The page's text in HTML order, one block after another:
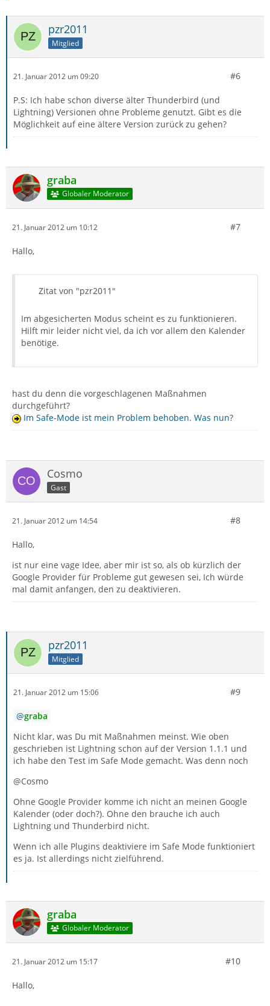
pzr2011
Mitglied
21. Januar 2012 um 09:20 #6
P.S: Ich habe schon diverse älter Thunderbird (und
Lightning) Versionen ohne Probleme genutzt. Gibt es die
Möglichkeit auf eine ältere Version zurück zu gehen?
graba
Globaler Moderator
21. Januar 2012 um 10:12 #7
Hallo,
Zitat von "pzr2011"
Im abgesicherten Modus scheint es zu funktionieren.
Hilft mir leider nicht viel, da ich vor allem den Kalender
benötige.
hast du denn die vorgeschlagenen Maßnahmen
durchgeführt?
Im Safe-Mode ist mein Problem behoben. Was nun?
Cosmo
Gast
21. Januar 2012 um 14:54 #8
Hallo,
ist nur eine vage Idee, aber mir ist so, als ob kürzlich der
Google Provider für Probleme gut gewesen sei, Ich würde
mal damit anfangen, den zu deaktivieren.
pzr2011
Mitglied
21. Januar 2012 um 15:06 #9
graba
Nicht klar, was Du mit Maßnahmen meinst. Wie oben
geschrieben ist Lightning schon auf der Version 1.1.1 und
ich habe den Test im Safe Mode gemacht. Was denn noch
@Cosmo
Ohne Google Provider komme ich nicht an meinen Google
Kalender (oder doch?). Ohne den brauche ich auch
Lightning und Thunderbird nicht.
Wenn ich alle Plugins deaktiviere im Safe Mode funktioniert
es ja. Ist allerdings nicht zielführend.
graba
Globaler Moderator
21. Januar 2012 um 15:17 #10
Hallo,